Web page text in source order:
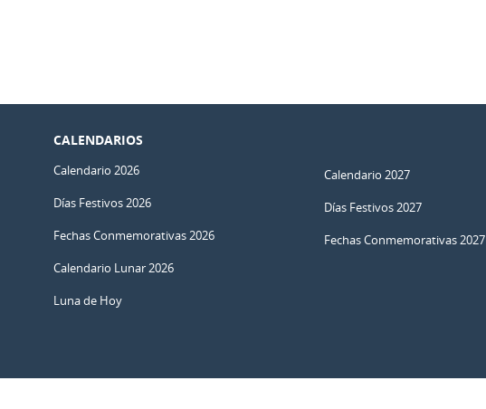
CALENDARIOS
Calendario 2026
Días Festivos 2026
Fechas Conmemorativas 2026
Calendario Lunar 2026
Luna de Hoy
Calendario 2027
Días Festivos 2027
Fechas Conmemorativas 2027